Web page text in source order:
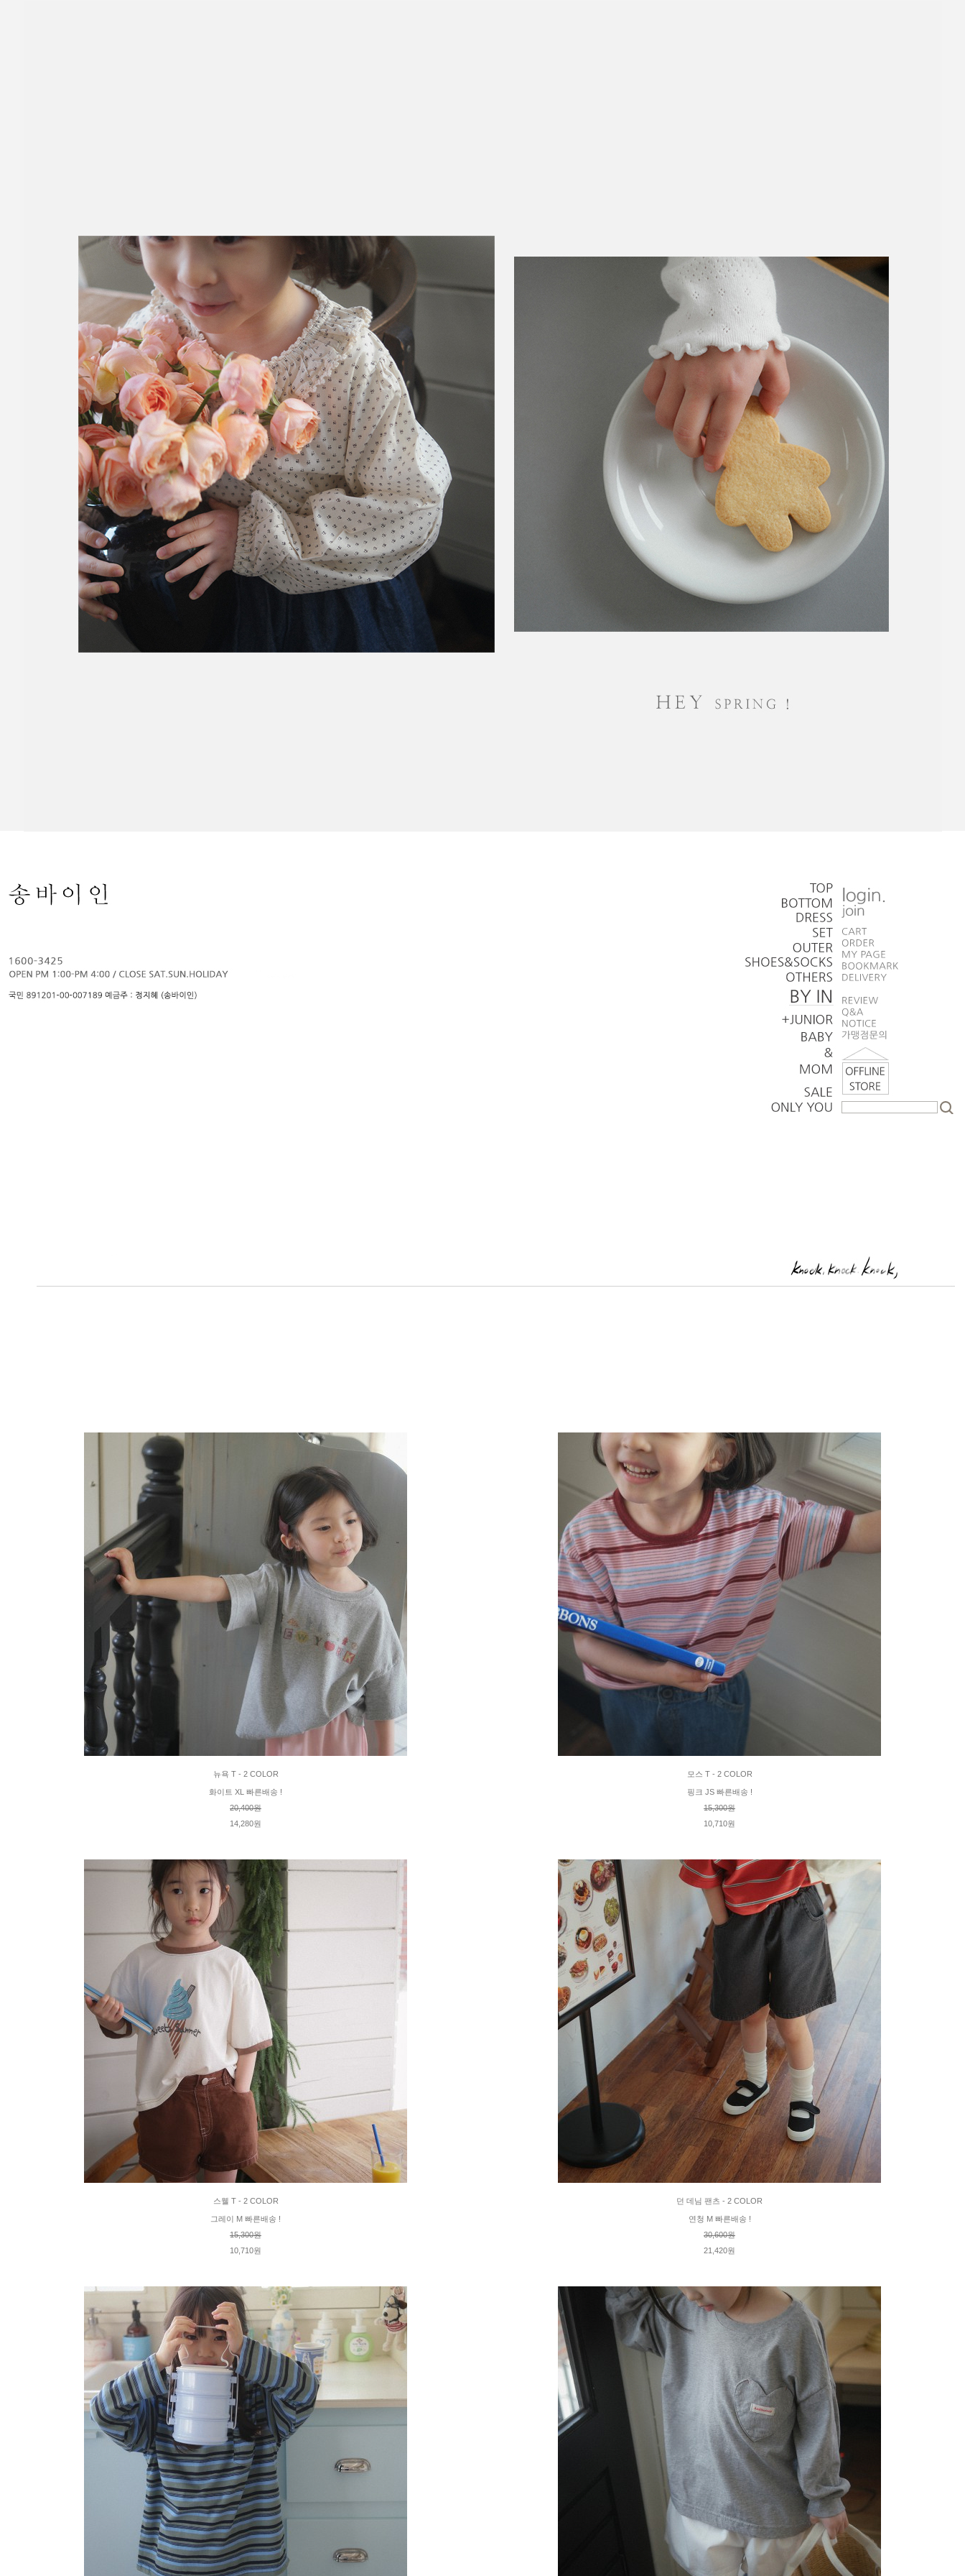
뉴욕 T - 2 COLOR
화이트 XL 빠른배송 !
20,400원
14,280원
모스 T - 2 COLOR
핑크 JS 빠른배송 !
15,300원
10,710원
스웰 T - 2 COLOR
그레이 M 빠른배송 !
15,300원
10,710원
던 데님 팬츠 - 2 COLOR
연청 M 빠른배송 !
30,600원
21,420원